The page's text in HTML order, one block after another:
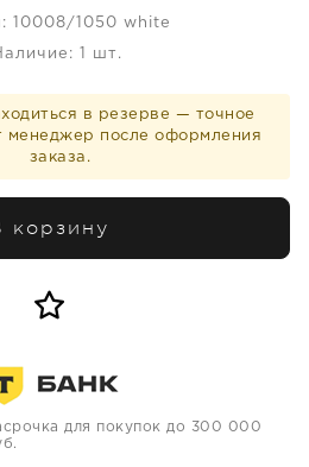
10008/1050 white
1 шт.
в резерве — точное
менеджер после оформления
заказа.
корзину
для покупок до 300 000